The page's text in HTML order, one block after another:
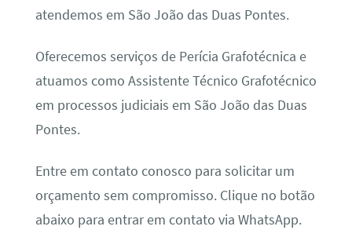
atendemos em São João das Duas Pontes.
Oferecemos serviços de Perícia Grafotécnica e
atuamos como Assistente Técnico Grafotécnico
em processos judiciais em São João das Duas
Pontes.
Entre em contato conosco para solicitar um
orçamento sem compromisso. Clique no botão
abaixo para entrar em contato via WhatsApp.